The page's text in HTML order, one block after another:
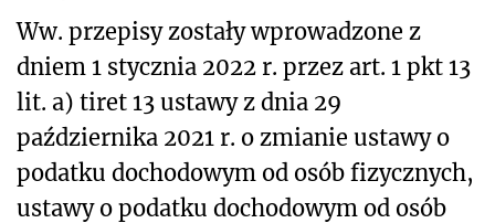
Ww. przepisy zostały wprowadzone z
dniem 1 stycznia 2022 r. przez art. 1 pkt 13
lit. a) tiret 13 ustawy z dnia 29
października 2021 r. o zmianie ustawy o
podatku dochodowym od osób fizycznych,
ustawy o podatku dochodowym od osób